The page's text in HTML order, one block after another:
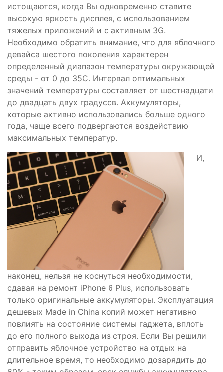
истощаются, когда Вы одновременно ставите
высокую яркость дисплея, с использованием
тяжелых приложений и с активным 3G.
Необходимо обратить внимание, что для яблочного
девайса шестого поколения характерен
определенный диапазон температуры окружающей
среды - от 0 до 35С. Интервал оптимальных
значений температуры составляет от шестнадцати
до двадцать двух градусов. Аккумуляторы,
которые активно использовались больше одного
года, чаще всего подвергаются воздействию
максимальных температур.
И,
наконец, нельзя не коснуться необходимости,
сдавая на ремонт iPhone 6 Plus, использовать
только оригинальные аккумуляторы. Эксплуатация
дешевых Made in China копий может негативно
повлиять на состояние системы гаджета, вплоть
до его полного выхода из строя. Если Вы решили
отправить яблочное устройство на отдых на
длительное время, то необходимо дозарядить до